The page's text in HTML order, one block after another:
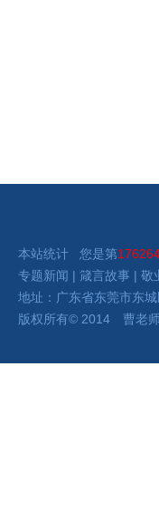
本站统计 您是第
专题新闻 | 箴言故事 | 敬
地址：广东省东莞
版权所有© 2014 曹老